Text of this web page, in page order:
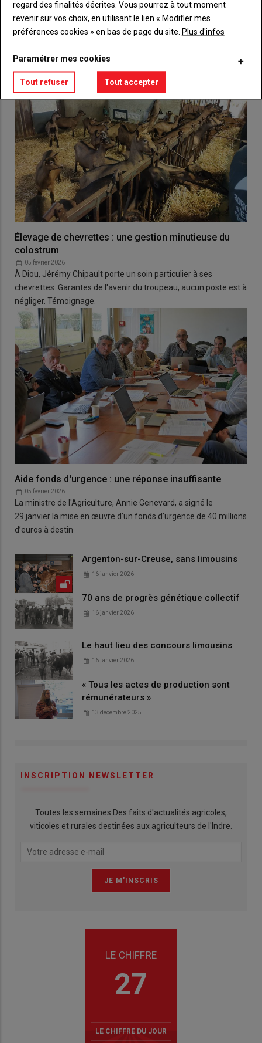
VOUS AIMEREZ AUSSI
Élevage de chevrettes : une gestion minutieuse du
colostrum
05 février 2026
À Diou, Jérémy Chipault porte un soin particulier à ses
chevrettes. Garantes de l'avenir du troupeau, aucun poste est à
négliger. Témoignage.
Aide fonds d'urgence : une réponse insuffisante
05 février 2026
La ministre de l'Agriculture, Annie Genevard, a signé le
29 janvier la mise en œuvre d’un fonds d’urgence de 40 millions
d’euros à destin
Argenton-sur-Creuse, sans limousins
16 janvier 2026
70 ans de progrès génétique collectif
16 janvier 2026
Le haut lieu des concours limousins
16 janvier 2026
« Tous les actes de production sont
rémunérateurs »
13 décembre 2025
INSCRIPTION NEWSLETTER
Toutes les semaines Des faits d'actualités agricoles,
viticoles et rurales destinées aux agriculteurs de l'Indre.
LE CHIFFRE
27
LE CHIFFRE DU JOUR
regard des finalités décrites. Vous pourrez à tout moment
revenir sur vos choix, en utilisant le lien « Modifier mes
préférences cookies » en bas de page du site. Plus d'infos
Paramétrer mes cookies
Tout refuser Tout accepter